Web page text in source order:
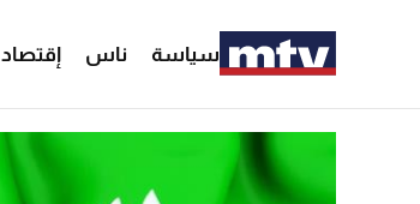
سياسة ناس إقتصاد